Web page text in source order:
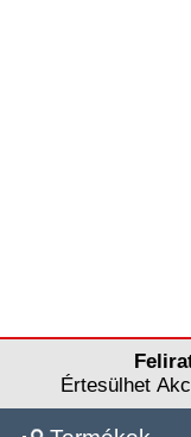
Értesülhet